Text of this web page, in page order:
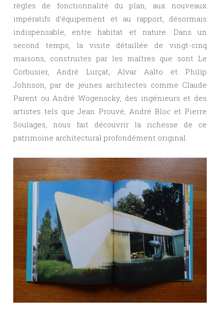
règles de fonctionnalité du plan, aux nouveaux
impératifs d’équipement et au rapport, désormais
indispensable, entre habitat et nature. Dans un
second temps, la visite détaillée de vingt-cinq
maisons, construites par les maîtres que sont Le
Corbusier, André Lurçat, Alvar Aalto et Philip
Johnson, par de jeunes architectes comme Claude
Parent ou André Wogenscky, des ingénieurs et des
artistes tels que Jean Prouvé, André Bloc et Pierre
Soulages, nous fait découvrir la richesse de ce
patrimoine architectural profondément original.